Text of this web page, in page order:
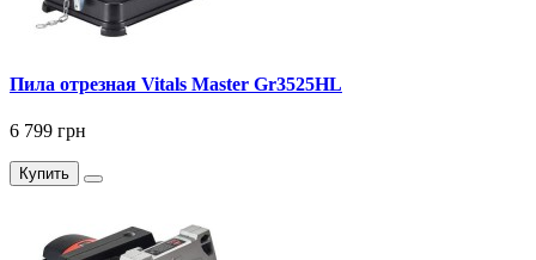
Пила отрезная Vitals Master Gr3525HL
6 799 грн
Купить